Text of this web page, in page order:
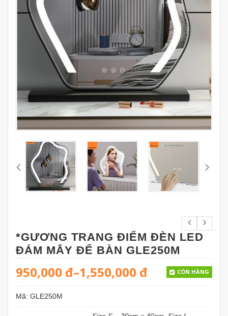
*GƯƠNG TRANG ĐIỂM ĐÈN LED
ĐÁM MÂY ĐỂ BÀN GLE250M
950,000 đ–1,550,000 đ CÒN HÀNG
Mã: GLE250M